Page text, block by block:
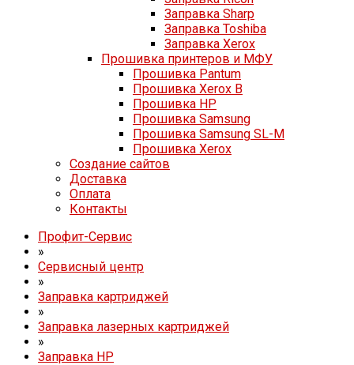
Заправка Sharp
Заправка Toshiba
Заправка Xerox
Прошивка принтеров и МФУ
Прошивка Pantum
Прошивка Xerox B
Прошивка HP
Прошивка Samsung
Прошивка Samsung SL-M
Прошивка Xerox
Создание сайтов
Доставка
Оплата
Контакты
Профит-Сервис
»
Сервисный центр
»
Заправка картриджей
»
Заправка лазерных картриджей
»
Заправка HP